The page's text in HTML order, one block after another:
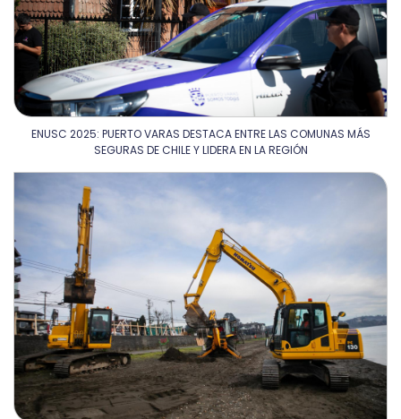
ENUSC 2025: PUERTO VARAS DESTACA ENTRE LAS COMUNAS MÁS
SEGURAS DE CHILE Y LIDERA EN LA REGIÓN